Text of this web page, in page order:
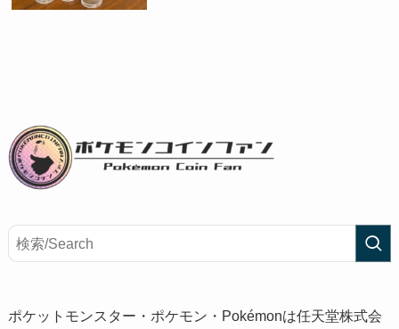
ポケットモンスター・ポケモン・Pokémonは任天堂株式会